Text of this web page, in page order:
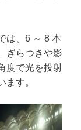
は、6 ～ 8 本
ぎらつきや影
度で光を投射
ます。